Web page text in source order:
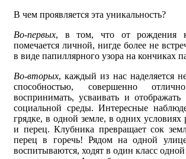
В чем проявляется эта уникальность?
Во-первых, в том, что от рождения
помечается личной, нигде более не
в виде папиллярного узора на кончиках
Во-вторых, каждый из нас наделяется
способностью, совершенно
воспринимать, усваивать и отображать
социальной среды. Интересные
грядке, в одной земле, в одних условиях
и перец. Клубника превращает сок
перец в горечь! Рядом на одной
воспитываются, ходят в один класс